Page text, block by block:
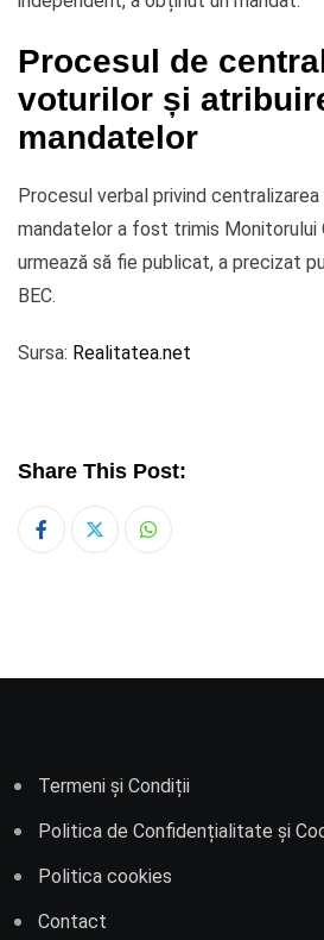
Procesul de
voturilor și
mandatelor
Procesul verbal privind
mandatelor a fost trimis Monitorului
urmează să fie publicat, a precizat
BEC.
Sursa: Realitatea.net
Share This Post:
Whatsapp
Termeni și Condiții
Politica de Confidențialitate și
Politica cookies
Contact